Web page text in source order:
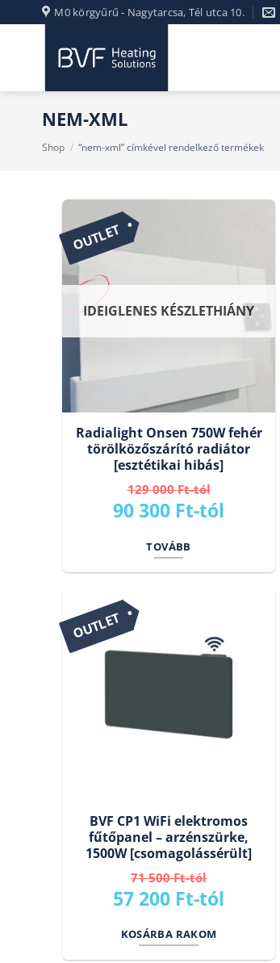
to
M0 körgyűrű - Nagytarcsa, Tél utca 10.
NEM-XML
Shop / “nem-xml” címkével rendelkező termékek
OUTLET
IDEIGLENES KÉSZLETHIÁNY
Radialight Onsen 750W fehér
törölközőszárító radiátor
[esztétikai hibás]
129 000Ft
Original
was:
000 Ft.
90 300 Ft
TOVÁBB
OUTLET
BVF CP1 WiFi elektromos
fűtőpanel – arzénszürke,
1500W [csomagolássérült]
71 500Ft
Original
price
was:
57 200 Ft
KOSÁRBA RAKOM